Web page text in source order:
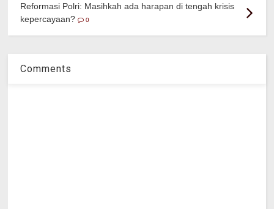
Reformasi Polri: Masihkah ada harapan di tengah krisis
kepercayaan?
0
Comments